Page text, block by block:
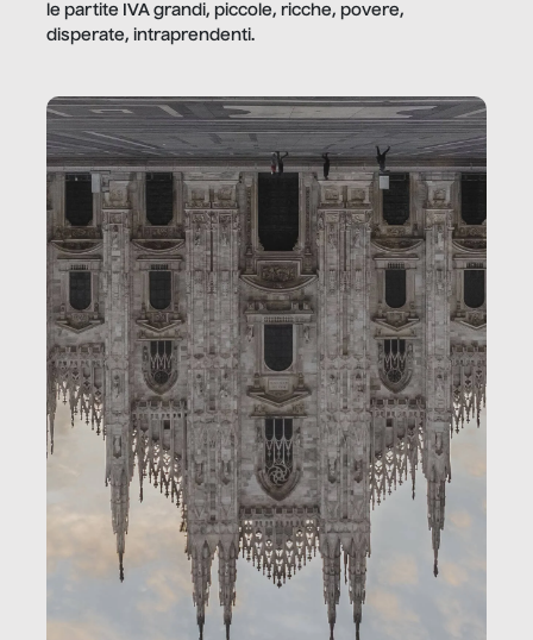
le partite IVA grandi, piccole, ricche, povere,
disperate, intraprendenti.